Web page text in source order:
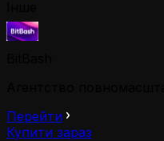
Перейти
Купити зараз